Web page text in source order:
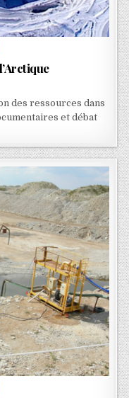
des ressources dans
et débat